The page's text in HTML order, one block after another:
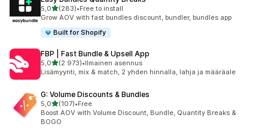
5,0/ 5 tähteä
(283)
283 arvostelua yhteensä
•Free to install
Grow AOV with fast bundles discount, bundler, bundles app
Built for Shopify
FBP | Fast Bundle & Upsell App
5,0/ 5 tähteä
(2 973)
2973 arvostelua yhteensä
•Ilmainen asennus
Lisämyynti, mix & match, 2 yhden hinnalla, lahja ja määräale
G: Volume Discounts & Bundles
5,0/ 5 tähteä
(107)
107 arvostelua yhteensä
•Free
Boost AOV with Volume Discount, Bundle, Quantity Breaks &
BOGO